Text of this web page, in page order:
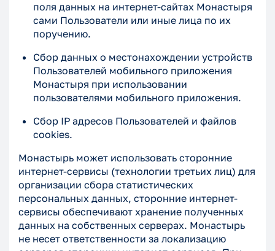
поля данных на интернет-сайтах Монастыря
сами Пользователи или иные лица по их
поручению.
Сбор данных о местонахождении устройств
Пользователей мобильного приложения
Монастыря при использовании
пользователями мобильного приложения.
Сбор IP адресов Пользователей и файлов
cookies.
Монастырь может использовать сторонние
интернет-сервисы (технологии третьих лиц) для
организации сбора статистических
персональных данных, сторонние интернет-
сервисы обеспечивают хранение полученных
данных на собственных серверах. Монастырь
не несет ответственности за локализацию